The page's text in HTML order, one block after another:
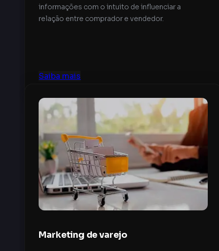
informações com o intuito de influenciar a
relação entre comprador e vendedor.
Saiba mais
Marketing de varejo